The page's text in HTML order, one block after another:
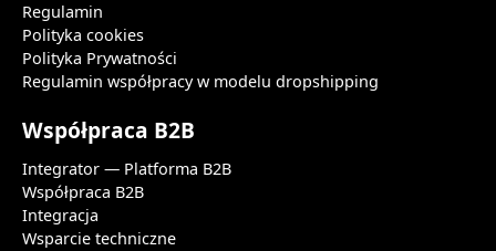
Regulamin
Polityka cookies
Polityka Prywatności
Regulamin współpracy w modelu dropshipping
Współpraca B2B
Integrator — Platforma B2B
Współpraca B2B
Integracja
Wsparcie techniczne